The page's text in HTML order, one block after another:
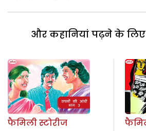
और कहानियां पढ़ने के
फैमिली स्टोरीज